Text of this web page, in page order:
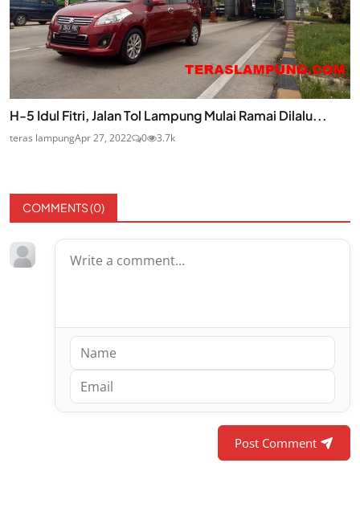
H-5 Idul Fitri, Jalan Tol Lampung Mulai Ramai Dilalu...
teras lampungApr 27, 2022 0 3.7k
COMMENTS (0)
Post Comment